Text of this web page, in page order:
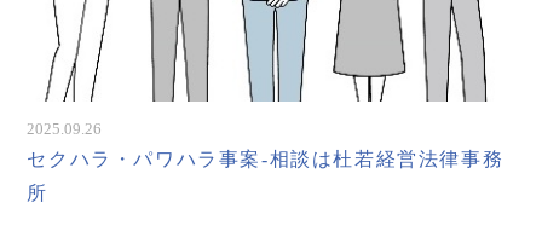
2025.09.26
セクハラ・パワハラ事案-相談は杜若経営法律事務
所